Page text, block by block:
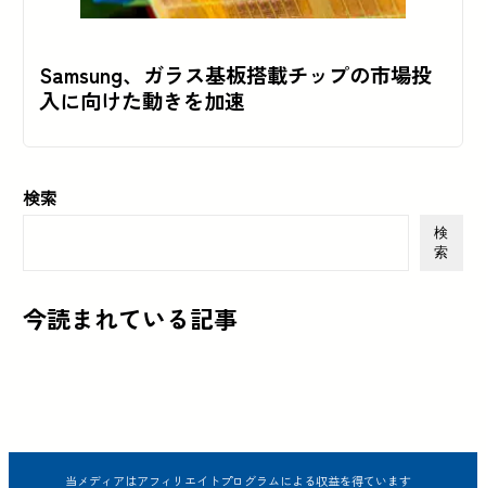
Samsung、ガラス基板搭載チップの市場投
入に向けた動きを加速
検索
検
索
今読まれている記事
当メディアはアフィリエイトプログラムによる収益を得ています